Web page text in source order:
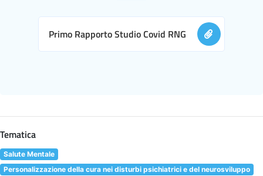
Primo Rapporto Studio Covid RNG
Tematica
Salute Mentale
Personalizzazione della cura nei disturbi psichiatrici e del neurosviluppo